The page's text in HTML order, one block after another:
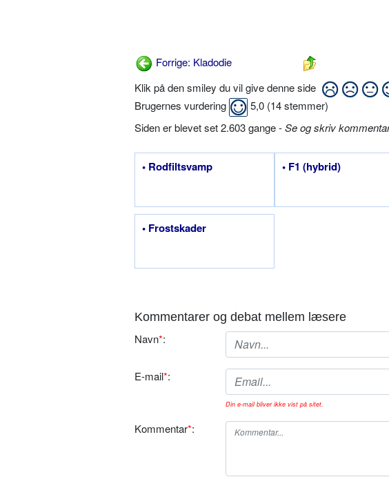
Forrige: Kladodie
Klik på den smiley du vil give denne side
Brugernes vurdering
5,0 (14stemmer)
Siden er blevet set 2.603 gange -Se og skriv
• Rodfiltsvamp • F1 (hybrid)
• Frostskader
Kommentarer og debat mellem læsere
Navn*:
E-mail*:
Din e-mail bliver ikke vist på sitet.
Kommentar*: